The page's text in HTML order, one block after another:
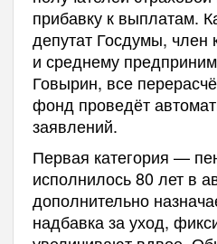
прибавку к выплатам.
депутат Госдумы, член
и среднему
Говырин, все
фонд проведёт
заявлений.
Первая категория —
исполнилось 80 лет в
дополнительно
надбавка за уход,